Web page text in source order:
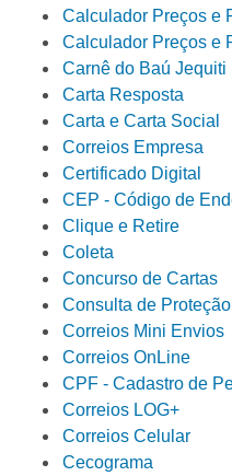
Calculador Preços e
Calculador Preços e
Carnê do Baú Jequiti
Carta Resposta
Carta e Carta Social
Correios Empresa
Certificado Digital
CEP - Código de
Clique e Retire
Coleta
Concurso de Cartas
Consulta de
Correios Mini Envios
Correios OnLine
CPF - Cadastro de
Correios LOG+
Correios Celular
Cecograma